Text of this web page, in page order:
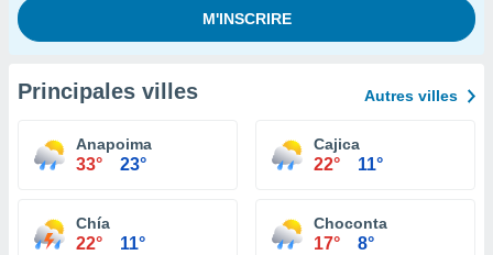
Principales villes Autres villes
Anapoima
33° 23°
Cajica
22° 11°
Chía
22° 11°
Choconta
17° 8°